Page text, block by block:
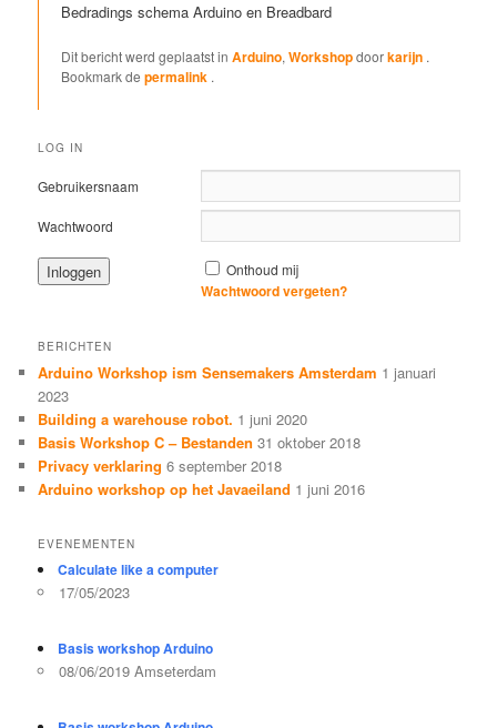
Bedradings schema Arduino en Breadbard
Dit bericht werd geplaatst inArduino,Workshopdoorkarijn .
Bookmark depermalink .
LOG IN
Gebruikersnaam
Wachtwoord
Onthoud mij
Wachtwoord vergeten?
BERICHTEN
Arduino Workshop ism Sensemakers Amsterdam 1 januari
2023
Building a warehouse robot. 1 juni 2020
Basis Workshop C – Bestanden 31 oktober 2018
Privacy verklaring 6 september 2018
Arduino workshop op het Javaeiland 1 juni 2016
EVENEMENTEN
Calculate like a computer
17/05/2023
Basis workshop Arduino
08/06/2019 Amseterdam